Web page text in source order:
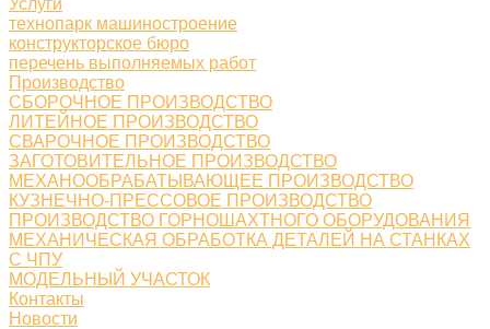
Услуги
технопарк машиностроение
конструкторское бюро
перечень выполняемых работ
Производство
СБОРОЧНОЕ ПРОИЗВОДСТВО
ЛИТЕЙНОЕ ПРОИЗВОДСТВО
СВАРОЧНОЕ ПРОИЗВОДСТВО
ЗАГОТОВИТЕЛЬНОЕ ПРОИЗВОДСТВО
МЕХАНООБРАБАТЫВАЮЩЕЕ ПРОИЗВОДСТВО
КУЗНЕЧНО-ПРЕССОВОЕ ПРОИЗВОДСТВО
ПРОИЗВОДСТВО ГОРНОШАХТНОГО ОБОРУДОВАНИЯ
МЕХАНИЧЕСКАЯ ОБРАБОТКА ДЕТАЛЕЙ НА СТАНКАХ
С ЧПУ
МОДЕЛЬНЫЙ УЧАСТОК
Контакты
Новости